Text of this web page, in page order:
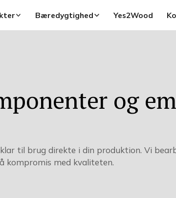
Bæredygtighed Yes2Wood
og
til brug direkte i din produktion. Vi
kompromis med kvaliteten.